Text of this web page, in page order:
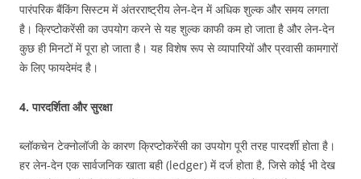
पारंपरिक बैंकिंग सिस्टम में अंतरराष्ट्रीय लेन-देन में अधिक शुल्क और समय लगता
है। क्रिप्टोकरेंसी का उपयोग करने से यह शुल्क काफी कम हो जाता है और लेन-देन
कुछ ही मिनटों में पूरा हो जाता है। यह विशेष रूप से व्यापारियों और प्रवासी कामगारों
के लिए फायदेमंद है।
4.पारदर्शिता और सुरक्षा
ब्लॉकचेन टेक्नोलॉजी के कारण क्रिप्टोकरेंसी का उपयोग पूरी तरह पारदर्शी होता है।
हर लेन-देन एक सार्वजनिक खाता बही (ledger) में दर्ज होता है, जिसे कोई भी देख